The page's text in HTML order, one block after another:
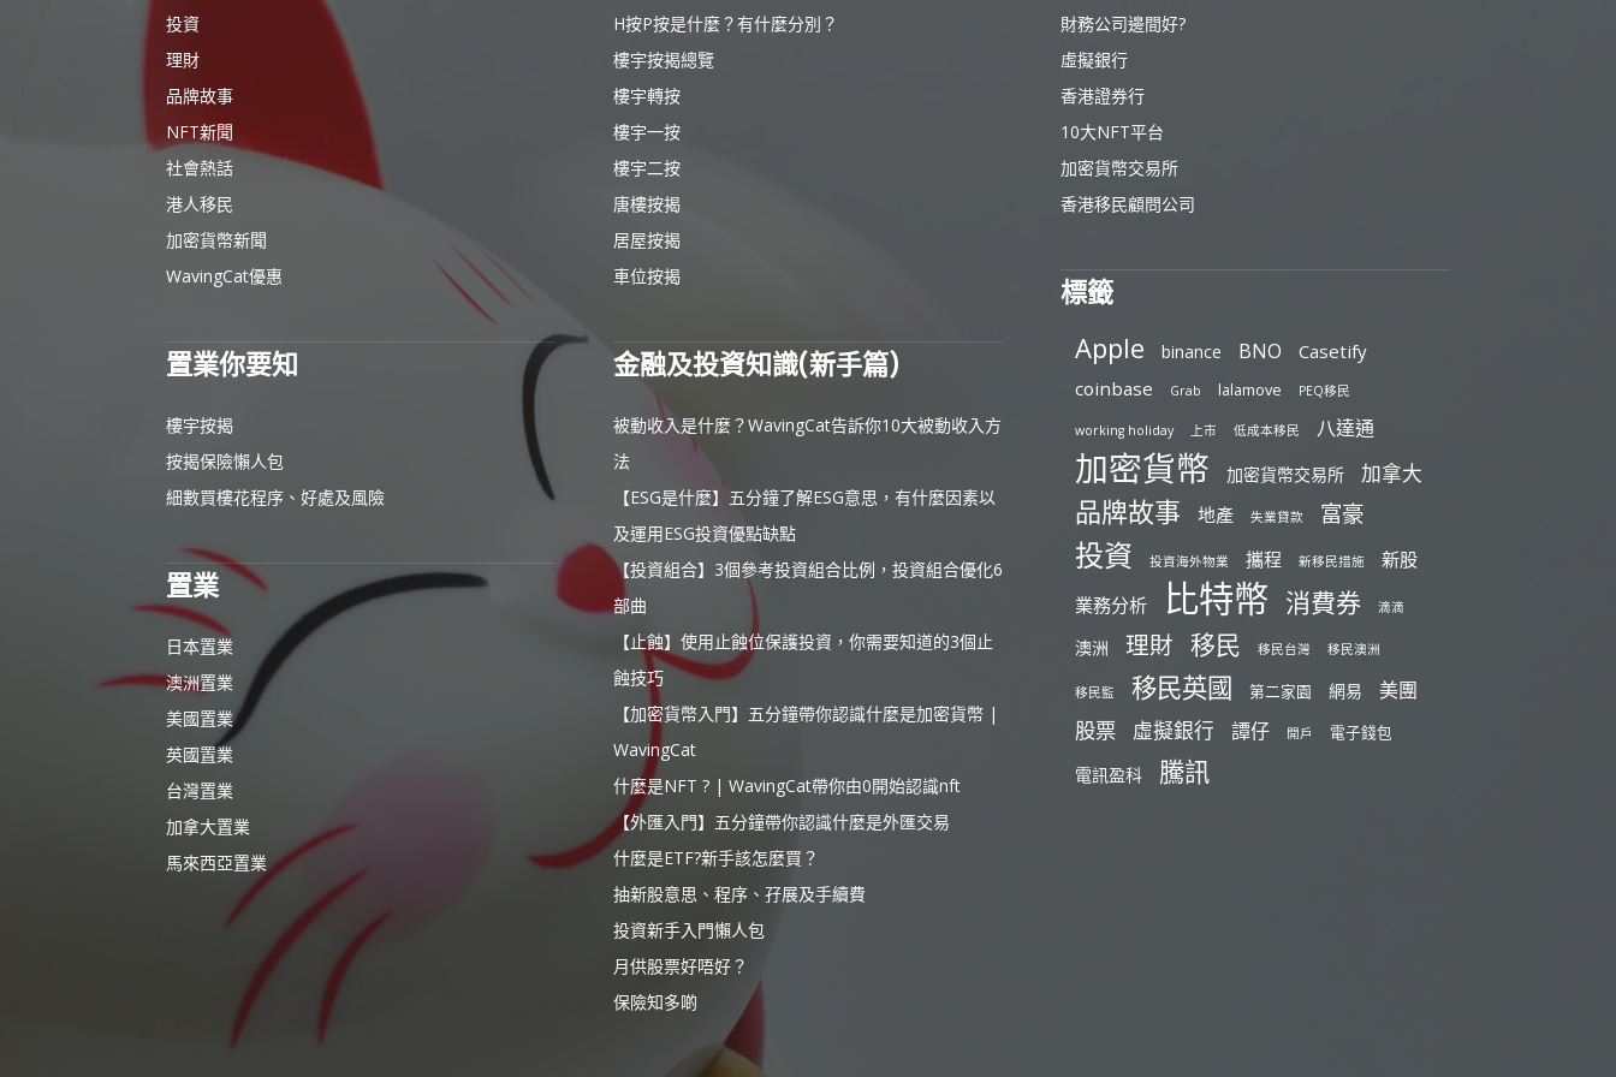
投資
理財
品牌故事
NFT新聞
社會熱話
港人移民
加密貨幣新聞
WavingCat優惠
置業你要知
樓宇按揭
按揭保險懶人包
細數買樓花程序、好處及風險
置業
日本置業
澳洲置業
美國置業
英國置業
台灣置業
加拿大置業
馬來西亞置業
H按P按是什麼？有什麼分別？
樓宇按揭總覽
樓宇轉按
樓宇一按
樓宇二按
唐樓按揭
居屋按揭
車位按揭
金融及投資知識(新手篇)
被動收入是什麼？WavingCat告訴你10大被動收入方
法
【ESG是什麼】五分鐘了解ESG意思，有什麼因素以
及運用ESG投資優點缺點
【投資組合】3個參考投資組合比例，投資組合優化6
部曲
【止蝕】使用止蝕位保護投資，你需要知道的3個止
蝕技巧
【加密貨幣入門】五分鐘帶你認識什麼是加密貨幣 |
WavingCat
什麼是NFT ? | WavingCat帶你由0開始認識nft
【外匯入門】五分鐘帶你認識什麼是外匯交易
什麼是ETF?新手該怎麼買？
抽新股意思、程序、孖展及手續費
投資新手入門懶人包
月供股票好唔好？
保險知多啲
財務公司邊間好?
虛擬銀行
香港證券行
10大NFT平台
加密貨幣交易所
香港移民顧問公司
標籤
Apple binance BNO
Casetify
coinbase
Grab lalamove PEQ移民
working holiday 上市 低成本移民 八達通
加密貨幣 加密貨幣交易所 加拿大
品牌故事 地產 失業貸款 富豪
投資 投資海外物業 攜程 新移民措施
新股
業務分析
比特幣 消費券 滴滴
澳洲 理財 移民 移民台灣 移民澳洲
移民監 移民英國 第二家園 網易 美團
股票 虛擬銀行 譚仔 開戶 電子錢包
電訊盈科 騰訊